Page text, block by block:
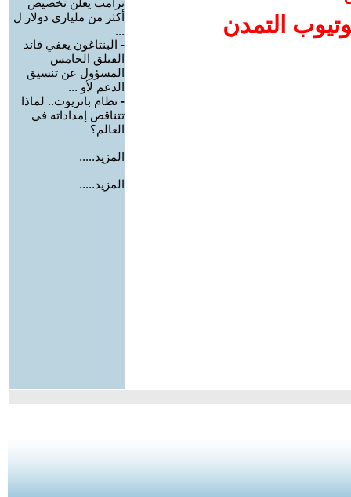
التمدن
ترامب يعلن تخصيص
أكثر من ملياري دولار ل
...
- البنتاغون يعفي قائد
الفيلق الخامس
المسؤول عن تنسيق
الدعم لأو ...
- نظام باتريوت.. لماذا
تتناقص إمداداته في
العالم؟
المزيد.....
المزيد.....